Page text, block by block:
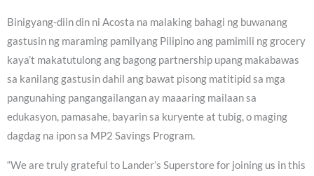
Binigyang-diin din ni Acosta na malaking bahagi ng buwanang
gastusin ng maraming pamilyang Pilipino ang pamimili ng grocery
kaya’t makatutulong ang bagong partnership upang makabawas
sa kanilang gastusin dahil ang bawat pisong matitipid sa mga
pangunahing pangangailangan ay maaaring mailaan sa
edukasyon, pamasahe, bayarin sa kuryente at tubig, o maging
dagdag na ipon sa MP2 Savings Program.
“We are truly grateful to Lander’s Superstore for joining us in this